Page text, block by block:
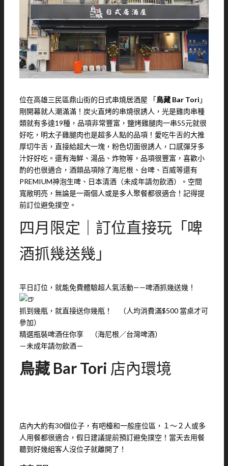
位在高雄三民區鼎山街的日式串燒居酒屋 「鳥藏 Bar Tori 」
剛開幕就人潮滿滿！炭火直烤的串燒很誘人，光是雞肉串種
類就有多達19種，品項非常豐富，鹽烤雞腿肉一串55元就很
好吃，明太子雞腿肉也是超多人點的品項！愛吃牛舌的大推
厚切牛舌，直接給超大一塊，粉色切面很誘人，口感彈牙多
汁好好吃。還有海鮮、湯品、炸物等，品項很豐富，喜歡小
酌的也很適合，酒類品項除了海尼根、台啤、百威等還有
PREMIUM神泡生啤、日本清酒（未成年請勿飲酒）。空間
寬敞明亮，無論是一兩個人或是多人聚餐都很適合！記得提
前訂位避免撲空。
四月限定｜訂位直接玩「啤
酒抓幾送幾」
平日訂位，就能免費體驗超人氣活動——啤酒抓幾送幾！
抓到幾瓶，就直接送你幾瓶！ （人均消費滿$500 當桌才可
參加）
精選瓶裝啤酒任你享 （海尼根／台灣啤酒）
－未成年請勿飲酒－
鳥藏 Bar Tori 店內環境
店內大約有30個位子，有吧檯和一般座位區，１～２人或多
人用餐都很適合，假日建議提前預訂避免撲空！當天去用餐
聽到好幾組客人沒位子就離開了！